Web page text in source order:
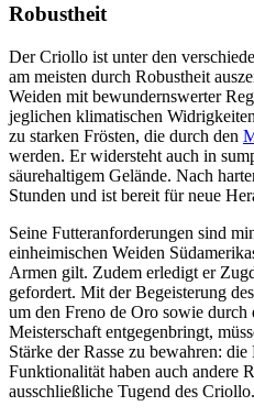
Robustheit
Der Criollo ist unter den
am meisten durch Robustheit
Weiden mit bewundernswerter
jeglichen klimatischen
zu starken Frösten, die durch den
werden. Er widersteht auch in
säurehaltigem Gelände. Nach
Stunden und ist bereit für neue
Seine Futteranforderungen sind
einheimischen Weiden
Armen gilt. Zudem erledigt er
gefordert. Mit der Begeisterung
um den Freno de Oro sowie durch
Meisterschaft entgegenbringt,
Stärke der Rasse zu bewahren:
Funktionalität haben auch andere
ausschließliche Tugend des Criollo.